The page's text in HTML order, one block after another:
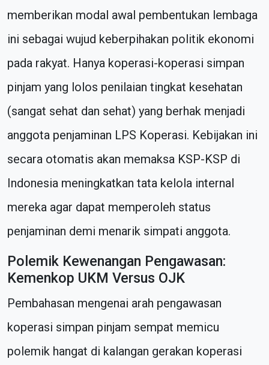
memberikan modal awal pembentukan lembaga
ini sebagai wujud keberpihakan politik ekonomi
pada rakyat. Hanya koperasi-koperasi simpan
pinjam yang lolos penilaian tingkat kesehatan
(sangat sehat dan sehat) yang berhak menjadi
anggota penjaminan LPS Koperasi. Kebijakan ini
secara otomatis akan memaksa KSP-KSP di
Indonesia meningkatkan tata kelola internal
mereka agar dapat memperoleh status
penjaminan demi menarik simpati anggota.
Polemik Kewenangan Pengawasan:
Kemenkop UKM Versus OJK
Pembahasan mengenai arah pengawasan
koperasi simpan pinjam sempat memicu
polemik hangat di kalangan gerakan koperasi